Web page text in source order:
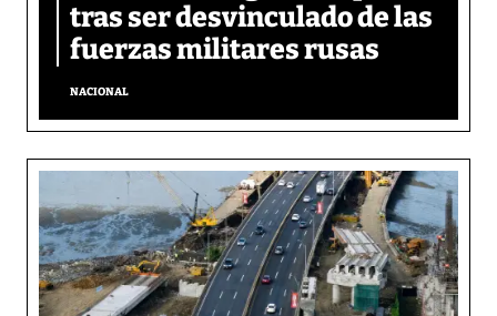
tras ser desvinculado de las
fuerzas militares rusas
NACIONAL